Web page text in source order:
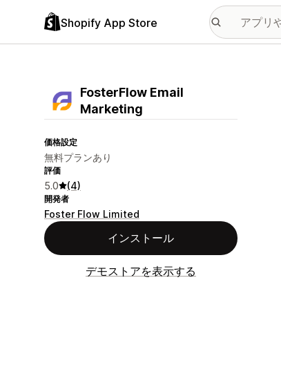
Shopify App Store
FosterFlow Email
Marketing
価格設定
無料プランあり
評価
5.0 (4)
開発者
Foster Flow Limited
インストール
デモストアを表示する